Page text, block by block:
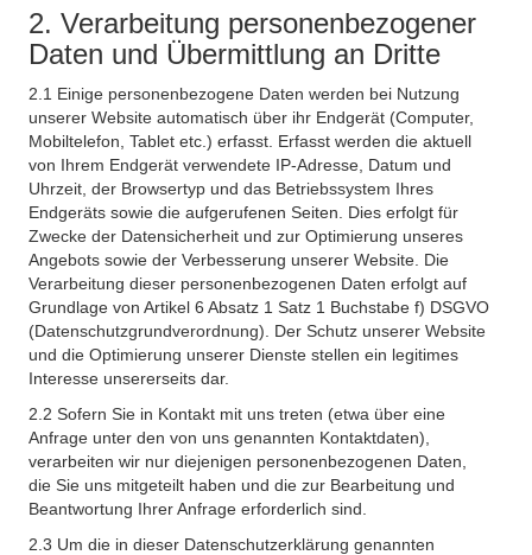
2. Verarbeitung personenbezogener
Daten und Übermittlung an Dritte
2.1 Einige personenbezogene Daten werden bei Nutzung
unserer Website automatisch über ihr Endgerät (Computer,
Mobiltelefon, Tablet etc.) erfasst. Erfasst werden die aktuell
von Ihrem Endgerät verwendete IP-Adresse, Datum und
Uhrzeit, der Browsertyp und das Betriebssystem Ihres
Endgeräts sowie die aufgerufenen Seiten. Dies erfolgt für
Zwecke der Datensicherheit und zur Optimierung unseres
Angebots sowie der Verbesserung unserer Website. Die
Verarbeitung dieser personenbezogenen Daten erfolgt auf
Grundlage von Artikel 6 Absatz 1 Satz 1 Buchstabe f) DSGVO
(Datenschutzgrundverordnung). Der Schutz unserer Website
und die Optimierung unserer Dienste stellen ein legitimes
Interesse unsererseits dar.
2.2 Sofern Sie in Kontakt mit uns treten (etwa über eine
Anfrage unter den von uns genannten Kontaktdaten),
verarbeiten wir nur diejenigen personenbezogenen Daten,
die Sie uns mitgeteilt haben und die zur Bearbeitung und
Beantwortung Ihrer Anfrage erforderlich sind.
2.3 Um die in dieser Datenschutzerklärung genannten